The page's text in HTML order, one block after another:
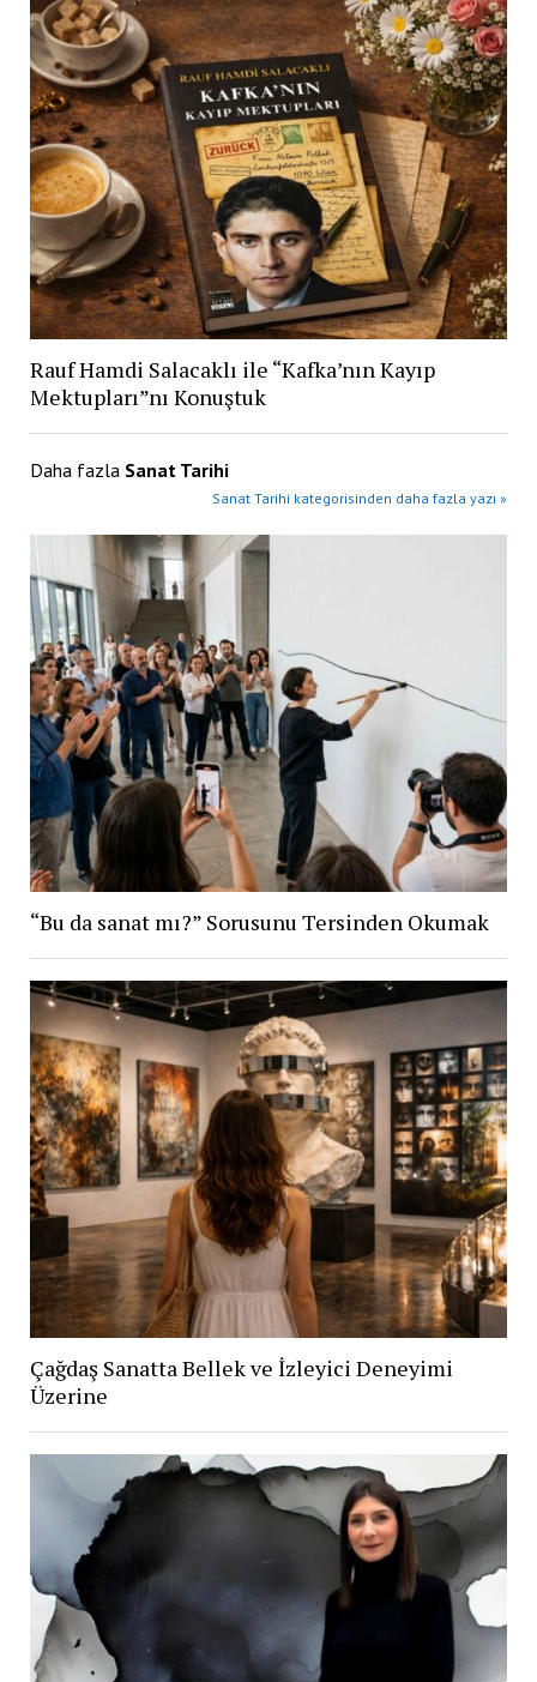
Rauf Hamdi Salacaklı ile “Kafka’nın Kayıp
Mektupları”nı Konuştuk
Daha fazla Sanat Tarihi
Sanat Tarihi kategorisinden daha fazla yazı »
“Bu da sanat mı?” Sorusunu Tersinden Okumak
Çağdaş Sanatta Bellek ve İzleyici Deneyimi
Üzerine